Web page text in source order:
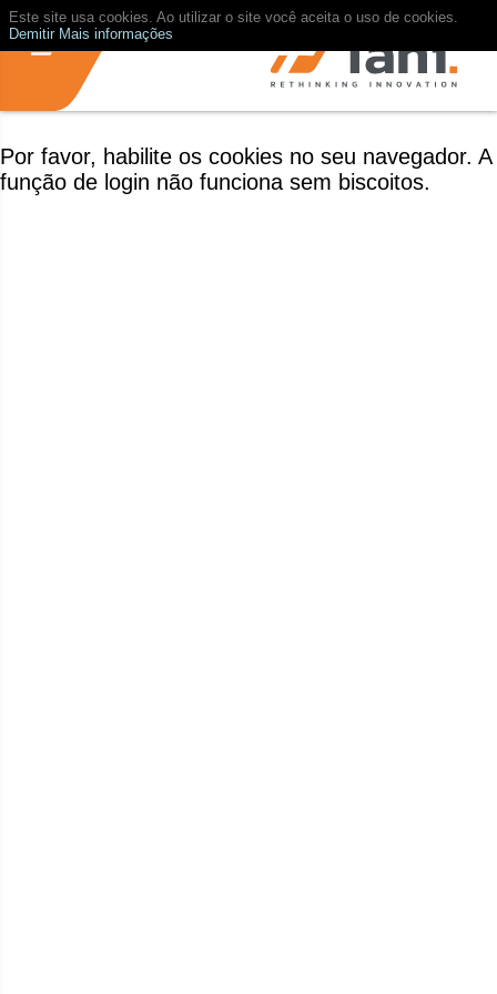
Este site usa cookies. Ao utilizar o site você aceita o uso de cookies.
Demitir Mais informações
Por favor, habilite os cookies no seu navegador. A
função de login não funciona sem biscoitos.